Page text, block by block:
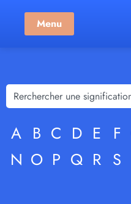
Menu
A B C D E F
N O P Q R S